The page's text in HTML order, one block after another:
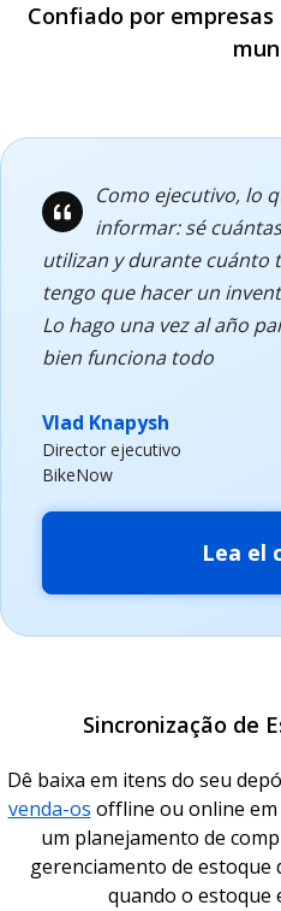
Confiado por
Como ejecutivo, lo
informar: sé
utilizan y durante cuánto
tengo que hacer un
Lo hago una vez al año
bien funciona todo
Vlad Knapysh
Director ejecutivo
BikeNow
Lea el
Sincronização de
Dê baixa em itens do seu
venda-os offline ou online em
um planejamento de
gerenciamento de estoque
quando o estoque